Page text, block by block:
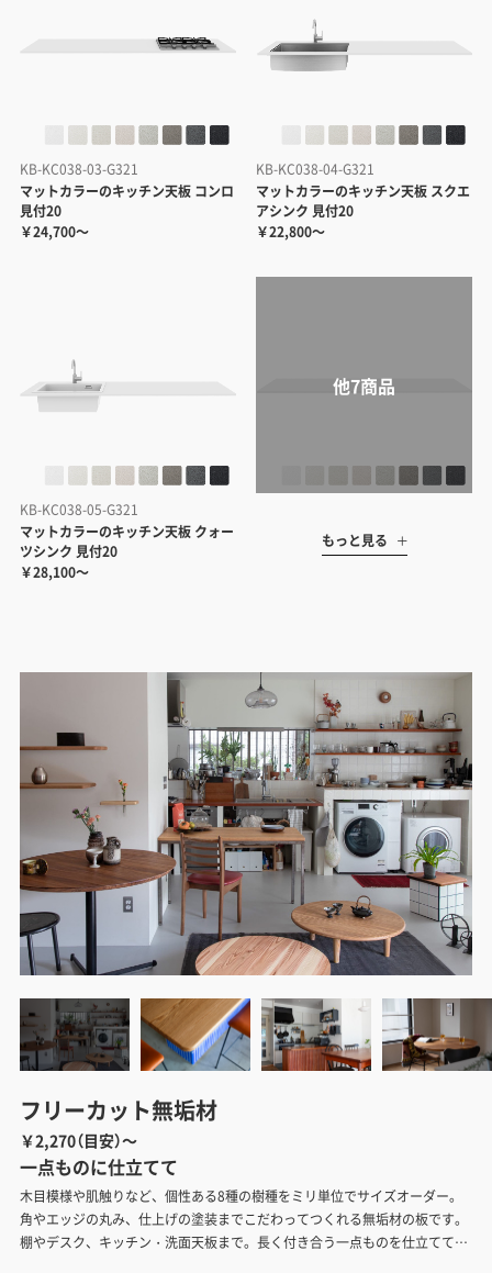
KB-KC038-03-G321
マットカラーのキッチン天板 コンロ
見付20
￥24,700～
KB-KC038-04-G321
マットカラーのキッチン天板 スクエ
アシンク 見付20
￥22,800～
KB-KC038-05-G321
マットカラーのキッチン天板 クォー
ツシンク 見付20
￥28,100～
もっと見る
フリーカット無垢材
￥2,270（目安）～
一点ものに仕立てて
木目模様や肌触りなど、個性ある8種の樹種をミリ単位でサイズオーダー。
角やエッジの丸み、仕上げの塗装までこだわってつくれる無垢材の板です。
棚やデスク、キッチン・洗面天板まで。長く付き合う一点ものを仕立ててく